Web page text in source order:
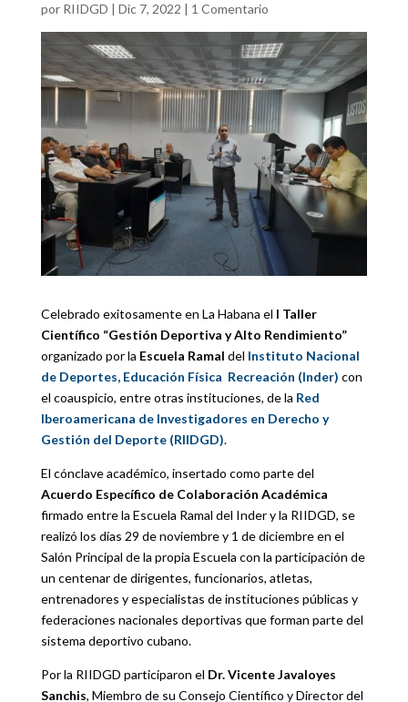
por RIIDGD | Dic 7, 2022 | 1 Comentario
Celebrado exitosamente en La Habana el I Taller
Científico “Gestión Deportiva y Alto Rendimiento”
organizado por la Escuela Ramal del Instituto Nacional
de Deportes, Educación Física Recreación (Inder) con
el coauspicio, entre otras instituciones, de la Red
Iberoamericana de Investigadores en Derecho y
Gestión del Deporte (RIIDGD).
El cónclave académico, insertado como parte del
Acuerdo Específico de Colaboración Académica
firmado entre la Escuela Ramal del Inder y la RIIDGD, se
realizó los días 29 de noviembre y 1 de diciembre en el
Salón Principal de la propia Escuela con la participación de
un centenar de dirigentes, funcionarios, atletas,
entrenadores y especialistas de instituciones públicas y
federaciones nacionales deportivas que forman parte del
sistema deportivo cubano.
Por la RIIDGD participaron el Dr. Vicente Javaloyes
Sanchis, Miembro de su Consejo Científico y Director del